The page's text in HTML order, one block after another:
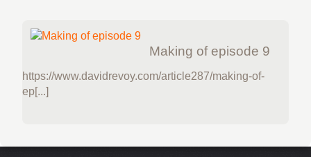
Making of episode 9
https://www.davidrevoy.com/article287/making-of-
ep[...]